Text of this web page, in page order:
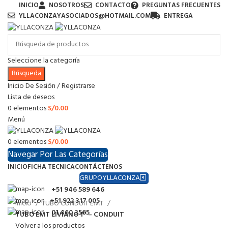
INICIO NOSOTROS CONTACTO
PREGUNTAS FRECUENTES
YLLACONZAYASOCIADOS@HOTMAIL.COM
ENTREGA
Seleccione la categoría
Búsqueda
Inicio De Sesión / Registrarse
Lista de deseos
0elementosS/0.00
Menú
0elementosS/0.00
Navegar Por Las Categorías
INICIOFICHA TECNICACONTÁCTENOS
GRUPOYLLACONZA
+51 946 589 646
+51 922 317 005
01 460 3565
Inicio
TUBO CONDUIT EMT
TUBO EMT LIVIANO 1″ – CONDUIT
Volver a los productos